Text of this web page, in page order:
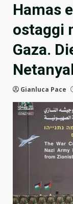
Hamas
ostaggi
Gaza.
Gianluca Pace